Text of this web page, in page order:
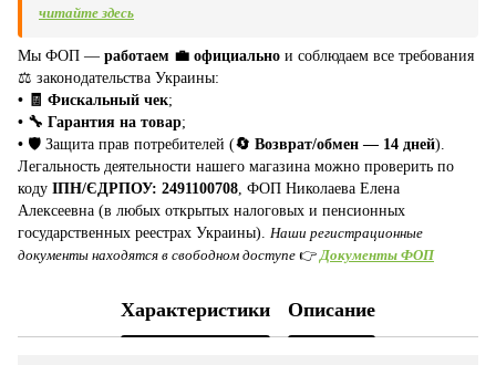
читайте здесь
Мы ФОП — работаем 💼 официально и соблюдаем все требования
⚖️ законодательства Украины:
• 🧾 Фискальный чек;
• 🔧 Гарантия на товар;
• 🛡️ Защита прав потребителей (🔄 Возврат/обмен — 14 дней).
Легальность деятельности нашего магазина можно проверить по
коду ІПН/ЄДРПОУ: 2491100708 , ФОП Николаева Елена
Алексеевна (в любых открытых налоговых и пенсионных
государственных реестрах Украины). Наши регистрационные
документы находятся в свободном доступе 👉 Документы ФОП
Характеристики Описание